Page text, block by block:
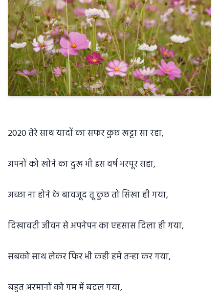
2020 तेरे साथ यादों का सफर कुछ खट्टा सा रहा,
अपनों को खोने का दुख भी इस वर्ष भरपूर सहा,
अच्छा ना होने के बावजूद तू कुछ तो सिखा ही गया,
दिखावटी जीवन से अपनेपन का एहसास दिला ही गया,
सबको साथ लेकर फिर भी कही हमें तन्हा कर गया,
बहुत अरमानों को गम में बदल गया,